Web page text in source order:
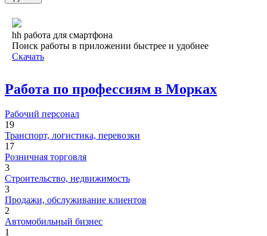
hh работа для смартфона
Поиск работы в приложении быстрее и удобнее
Скачать
Работа по профессиям в Морках
Рабочий персонал
19
Транспорт, логистика, перевозки
17
Розничная торговля
3
Строительство, недвижимость
3
Продажи, обслуживание клиентов
2
Автомобильный бизнес
1